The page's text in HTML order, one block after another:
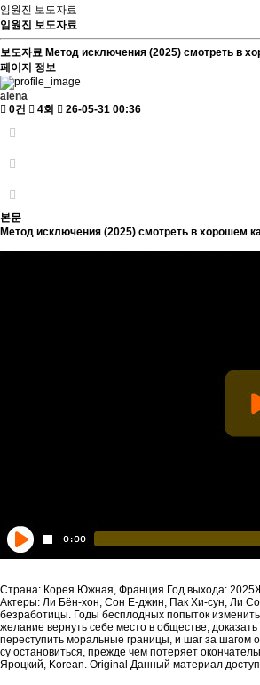
임원진 보도자료
임원진 보도자료
보도자료 Метод исключения (2025) смотреть в
페이지 정보
alena
0건
4회 26-05-31 00:36
본문
Метод исключения (2025) смотреть в хорошем
Страна: Корея Южная, Франция Год выхода:
Актеры: Ли Бён-хон, Сон Е-джин, Пак Хи-сун, Ли
безработицы. Годы бесплодных попыток
желание вернуть себе место в обществе,
переступить моральные границы, и шаг за шагом
су остановиться, прежде чем потеряет
Яроцкий, Korean. Original Данный материал